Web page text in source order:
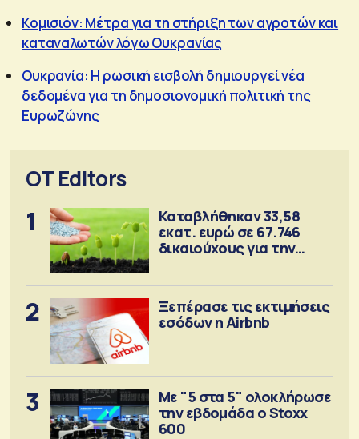
Κομισιόν: Μέτρα για τη στήριξη των αγροτών και
καταναλωτών λόγω Ουκρανίας
Ουκρανία: Η ρωσική εισβολή δημιουργεί νέα
δεδομένα για τη δημοσιονομική πολιτική της
Ευρωζώνης
OT Editors
1
Καταβλήθηκαν 33,58
εκατ. ευρώ σε 67.746
δικαιούχους για την
2
Ξεπέρασε τις εκτιμήσεις
εσόδων η Airbnb
3
Με "5 στα 5" ολοκλήρωσε
την εβδομάδα ο Stoxx
600